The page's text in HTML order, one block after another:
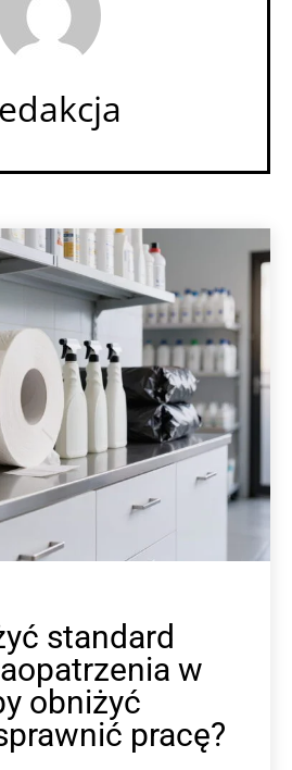
standard
w
obniżyć
pracę?